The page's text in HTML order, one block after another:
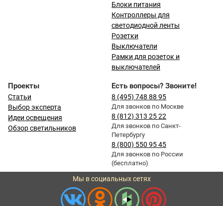
Блоки питания
Контроллеры для
светодиодной ленты
Розетки
Выключатели
Рамки для розеток и
выключателей
Проекты
Статьи
Выбор эксперта
Идеи освещения
Обзор светильников
Есть вопросы? Звоните!
8 (495) 748 88 95
Для звонков по Москве
8 (812) 313 25 22
Для звонков по Санкт-
Петербургу
8 (800) 550 95 45
Для звонков по России
(бесплатно)
Мы в социальных сетях